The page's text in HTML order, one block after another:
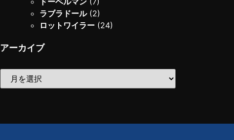
ラブラドール(2)
ロットワイラー (24)
アーカイブ